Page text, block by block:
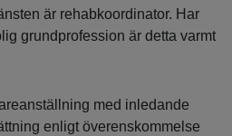
är rehabkoordinator. Har
grundprofession är detta varmt
med inledande
enligt överenskommelse